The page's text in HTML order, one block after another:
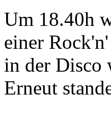
Um 18.40h
einer
in der Disco
Erneut